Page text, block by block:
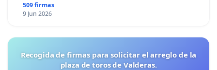
509 firmas
9 Jun 2026
Recogida de firmas para solicitar el arreglo de la
plaza de toros de Valderas.